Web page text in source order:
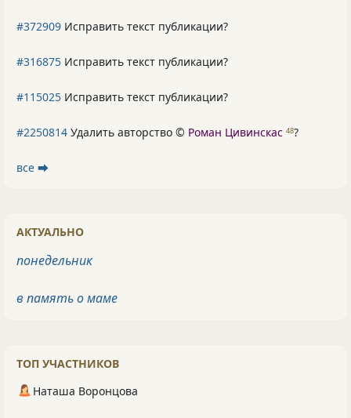
#372909 Исправить текст публикации?
#316875 Исправить текст публикации?
#115025 Исправить текст публикации?
#2250814 Удалить авторство © Роман Цивинскас 48?
все ⮕
АКТУАЛЬНО
понедельник
в память о маме
ТОП УЧАСТНИКОВ
Наташа Воронцова